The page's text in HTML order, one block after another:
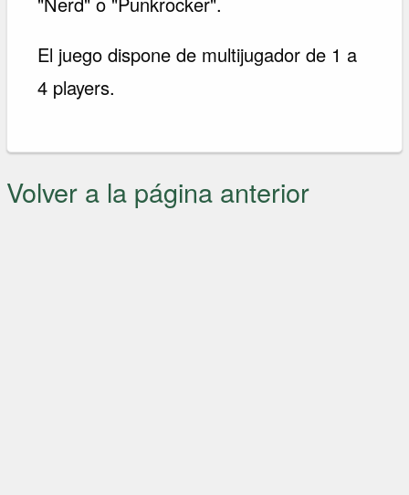
El juego dispone de multijugador de 1 a
4 players.
Volver a la página anterior